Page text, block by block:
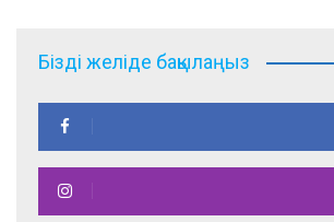
Бізді желіде бақылаңыз